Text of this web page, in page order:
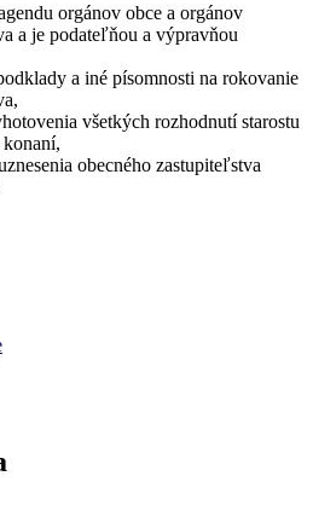
orgánov obce a orgánov
a je podateľňou a výpravňou
a iné písomnosti na rokovanie
všetkých rozhodnutí starostu
obecného zastupiteľstva